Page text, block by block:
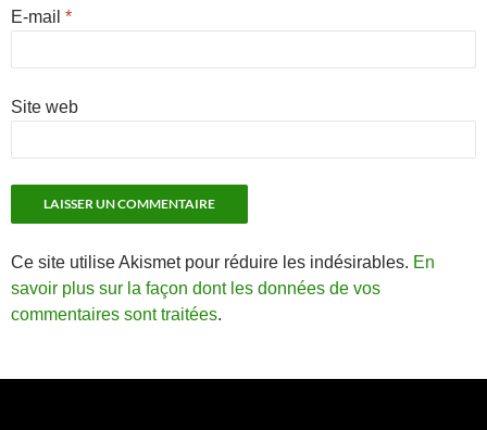
E-mail *
Site web
Ce site utilise Akismet pour réduire les indésirables. En
savoir plus sur la façon dont les données de vos
commentaires sont traitées.